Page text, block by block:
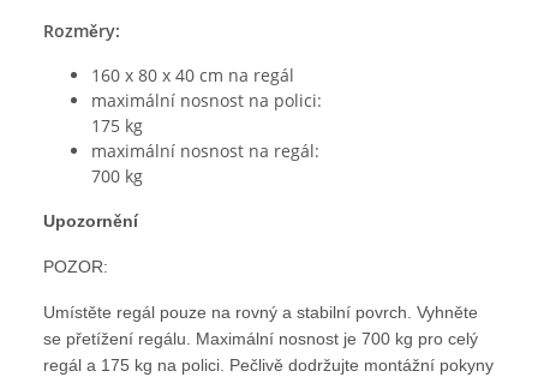
Rozměry:
160 x 80 x 40 cm na regál
maximální nosnost na polici:
175 kg
maximální nosnost na regál:
700 kg
Upozornění
POZOR:
Umístěte regál pouze na rovný a stabilní povrch. Vyhněte
se přetížení regálu. Maximální nosnost je 700 kg pro celý
regál a 175 kg na polici. Pečlivě dodržujte montážní pokyny